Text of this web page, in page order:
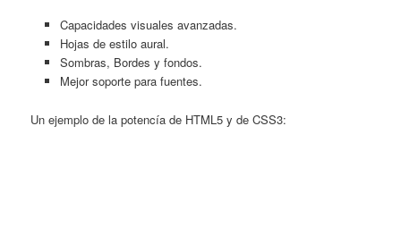
Capacidades visuales avanzadas.
Hojas de estilo aural.
Sombras, Bordes y fondos.
Mejor soporte para fuentes.
Un ejemplo de la potencía de HTML5 y de CSS3: